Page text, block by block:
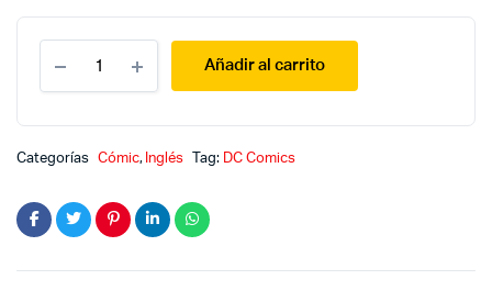
End
36
Añadir al carrito
Categorías Cómic, Inglés Tag: DC Comics